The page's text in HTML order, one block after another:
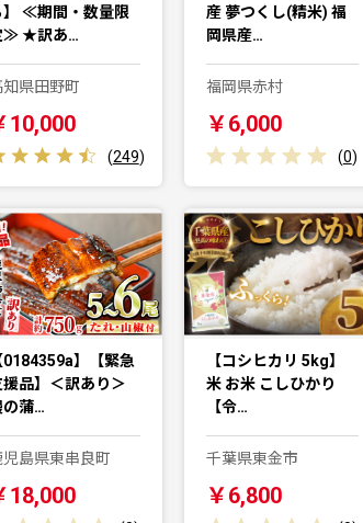
】 ≪期間・数量限
≫ ★訳あ…
知県田野町
10,000
(249)
産 夢つくし(精米) 福
岡県産…
福岡県赤村
￥6,000
(0)
0184359a】【緊急
援品】＜訳あり＞
の蒲…
児島県東串良町
18,000
【コシヒカリ 5kg】
米 お米 こしひかり
【令…
千葉県東金市
￥6,800